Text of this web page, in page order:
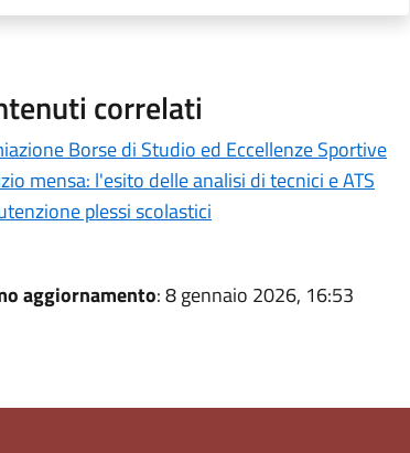
correlati
Borse di Studio ed Eccellenze Sportive
mensa: l'esito delle analisi di tecnici e ATS
plessi scolastici
aggiornamento: 8 gennaio 2026, 16:53